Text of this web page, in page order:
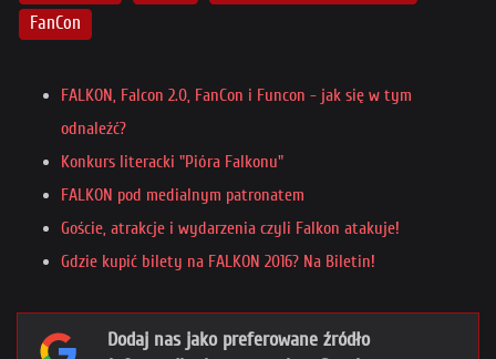
FanCon
FALKON, Falcon 2.0, FanCon i Funcon - jak się w tym
odnaleźć?
Konkurs literacki "Pióra Falkonu"
FALKON pod medialnym patronatem
Goście, atrakcje i wydarzenia czyli Falkon atakuje!
Gdzie kupić bilety na FALKON 2016? Na Biletin!
Dodaj nas jako preferowane źródło